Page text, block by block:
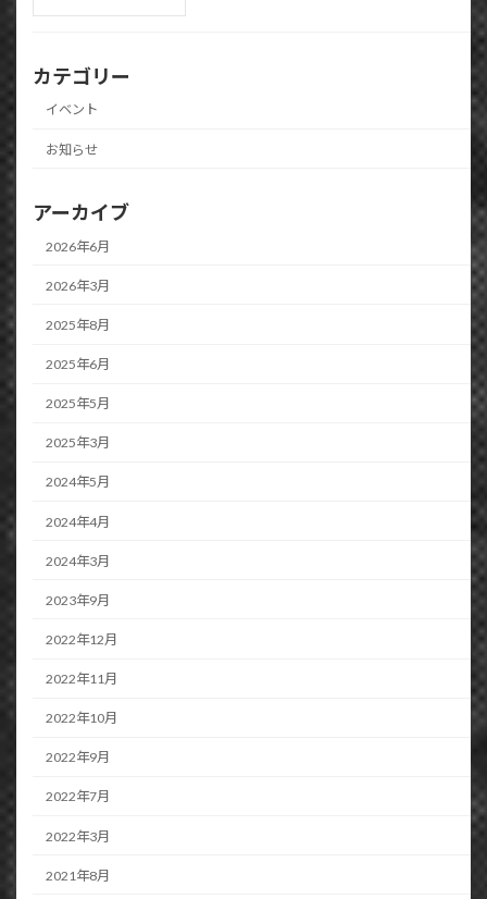
カテゴリー
イベント
お知らせ
アーカイブ
2026年6月
2026年3月
2025年8月
2025年6月
2025年5月
2025年3月
2024年5月
2024年4月
2024年3月
2023年9月
2022年12月
2022年11月
2022年10月
2022年9月
2022年7月
2022年3月
2021年8月